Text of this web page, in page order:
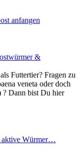
anfangen
&
Futtertier? Fragen zu
veneta oder doch
? Dann bist Du hier
aktive Würmer…